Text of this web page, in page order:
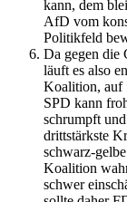
kann, dem
AfD vom
Politikfeld
Da gegen die
läuft es also
Koalition, auf
SPD kann
schrumpft
drittstärkste
schwarz-
Koalition
schwer